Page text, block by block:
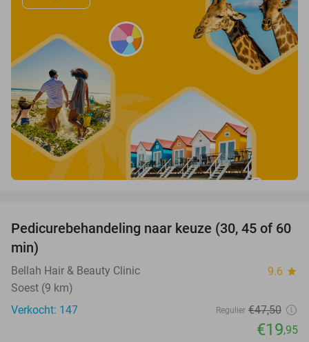
58%
Pedicurebehandeling naar keuze (30, 45 of 60
min)
Bellah Hair & Beauty Clinic 9.6 star
Soest (9 km)
Verkocht: 147
Regulier €47,50
€19,95